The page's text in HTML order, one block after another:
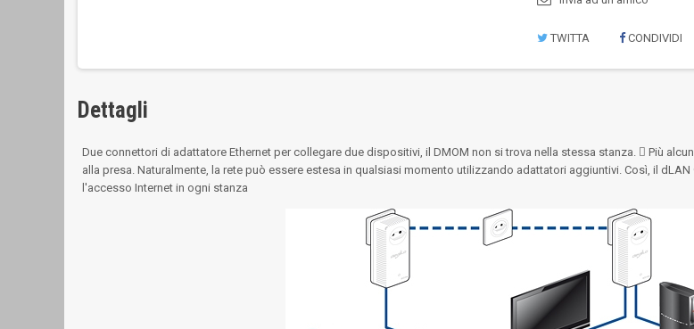
TWITTA CONDIVIDI
Dettagli
Due connettori di adattatore Ethernet per collegare due dispositivi, il DMOM non si trova nella stessa stanza.  Più
alla presa. Naturalmente, la rete può essere estesa in qualsiasi momento utilizzando adattatori aggiuntivi. Così, il
l'accesso Internet in ogni stanza